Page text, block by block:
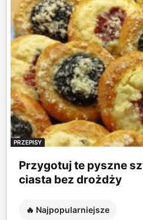
PRZEPISY
Przygotuj te pyszne
ciasta bez drożdży
🔥 Najpopularniejsze